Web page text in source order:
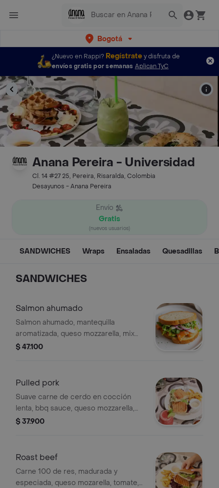
Bogotá
¿Nuevo en Rappi? Regístratey disfruta de
envíos gratis por semanas Aplican TyC
Anana Pereira - Universidad
Cl. 14 #27 25, Pereira, Risaralda, Colombia
Desayunos - Anana Pereira
Envío
Gratis
(nuevos usuarios)
SANDWICHES Wraps Ensaladas Quesadillas
SANDWICHES
Salmon ahumado
Salmon ahumado, mantequilla
aromatizada, queso mozzarella, mix
de lechugas y rugula, cebolla morada
$ 47.100
Pulled pork
Suave carne de cerdo en cocción
lenta, bbq sauce, queso mozzarella,
puerro confitado y la frescura de los
$ 37.900
Roast beef
Carne 100 de res, madurada y
especiada, queso mozarella, tomate,